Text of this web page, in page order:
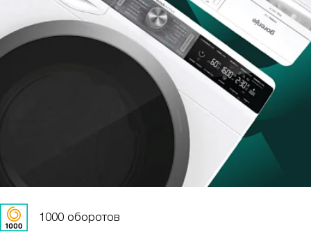
Сушильные машины
1000 оборотов